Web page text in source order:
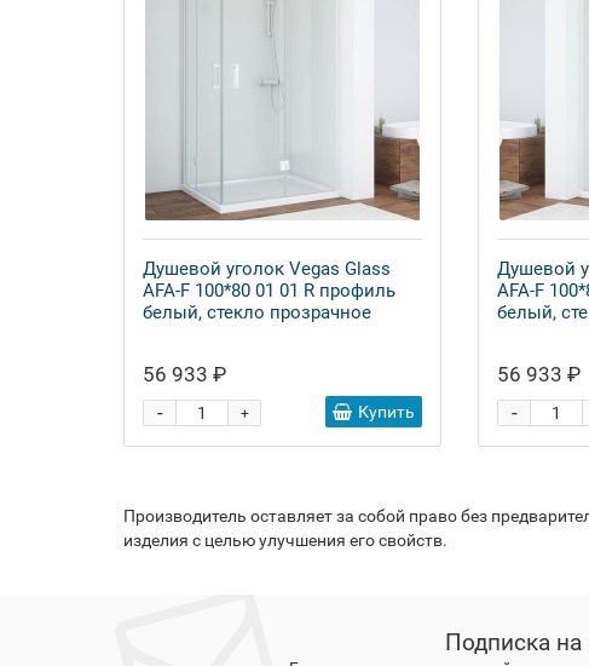
Душевой уголок Vegas Glass
AFA-F 100*80 01 01 R профиль
белый, стекло прозрачное
56 933 ₽
+
- Купить
Душевой
AFA-F
белый,
56 933 ₽
-
Производитель оставляет за собой право без
изделия с целью улучшения его свойств.
Подписка на